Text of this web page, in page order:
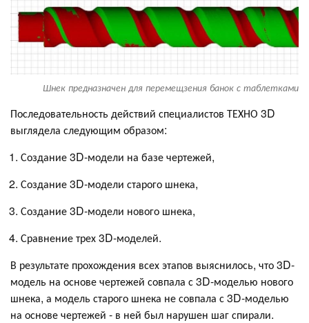
Шнек предназначен для перемещзения банок с таблетками
Последовательность действий специалистов ТЕХНО 3D
выглядела следующим образом:
Создание 3D-модели на базе чертежей,
Создание 3D-модели старого шнека,
Создание 3D-модели нового шнека,
Сравнение трех 3D-моделей.
В результате прохождения всех этапов выяснилось, что 3D-
модель на основе чертежей совпала с 3D-моделью нового
шнека, а модель старого шнека не совпала с 3D-моделью
на основе чертежей - в ней был нарушен шаг спирали.